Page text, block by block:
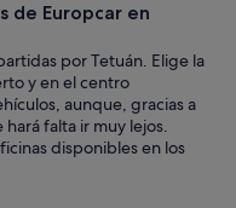
de Europcar en
por Tetuán. Elige la
y en el centro
aunque, gracias a
hará falta ir muy lejos.
disponibles en los